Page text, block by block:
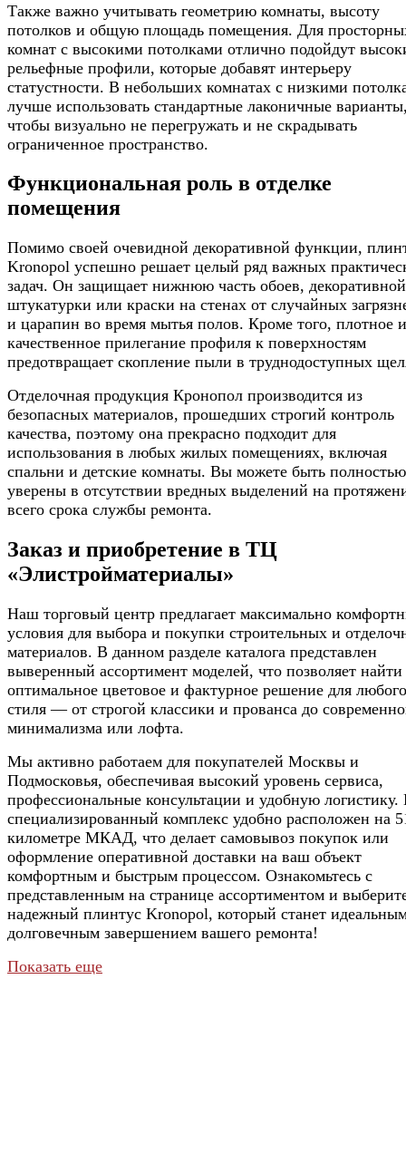
Также важно учитывать геометрию комнаты, высоту
потолков и общую площадь помещения. Для
комнат с высокими потолками отлично подойдут
рельефные профили, которые добавят интерьеру
статустности. В небольших комнатах с низкими
лучше использовать стандартные лаконичные
чтобы визуально не перегружать и не скрадывать
ограниченное пространство.
Функциональная роль в отделке
помещения
Помимо своей очевидной декоративной функции,
Kronopol успешно решает целый ряд важных
задач. Он защищает нижнюю часть обоев, декоративной
штукатурки или краски на стенах от случайных
и царапин во время мытья полов. Кроме того, плотное и
качественное прилегание профиля к поверхностям
предотвращает скопление пыли в труднодоступных
Отделочная продукция Кронопол производится из
безопасных материалов, прошедших строгий контроль
качества, поэтому она прекрасно подходит для
использования в любых жилых помещениях, включая
спальни и детские комнаты. Вы можете быть полностью
уверены в отсутствии вредных выделений на
всего срока службы ремонта.
Заказ и приобретение в ТЦ
«Элистройматериалы»
Наш торговый центр предлагает максимально
условия для выбора и покупки строительных и
материалов. В данном разделе каталога представлен
выверенный ассортимент моделей, что позволяет найти
оптимальное цветовое и фактурное решение для любого
стиля — от строгой классики и прованса до
минимализма или лофта.
Мы активно работаем для покупателей Москвы и
Подмосковья, обеспечивая высокий уровень сервиса,
профессиональные консультации и удобную
специализированный комплекс удобно расположен на
километре МКАД, что делает самовывоз покупок или
оформление оперативной доставки на ваш объект
комфортным и быстрым процессом. Ознакомьтесь с
представленным на странице ассортиментом и
надежный плинтус Kronopol, который станет
долговечным завершением вашего ремонта!
Показать еще